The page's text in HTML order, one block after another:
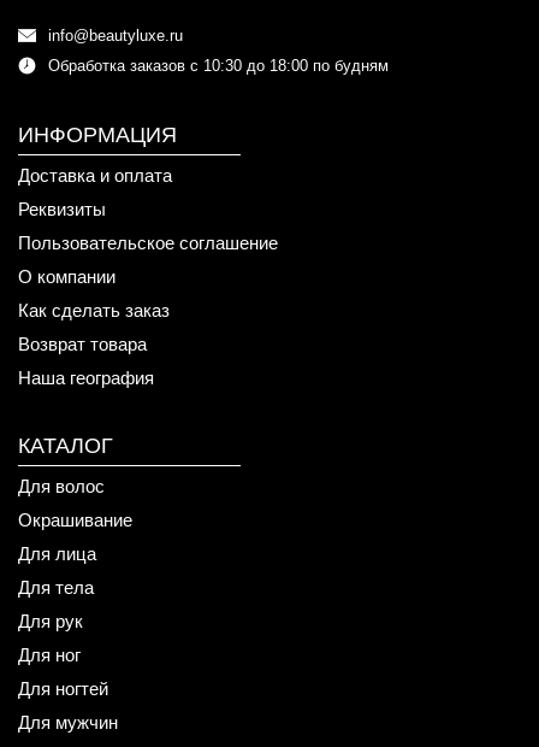
info@beautyluxe.ru
Обработка заказов с 10:30 до 18:00 по будням
ИНФОРМАЦИЯ
Доставка и оплата
Реквизиты
Пользовательское соглашение
О компании
Как сделать заказ
Возврат товара
Наша география
КАТАЛОГ
Для волос
Окрашивание
Для лица
Для тела
Для рук
Для ног
Для ногтей
Для мужчин